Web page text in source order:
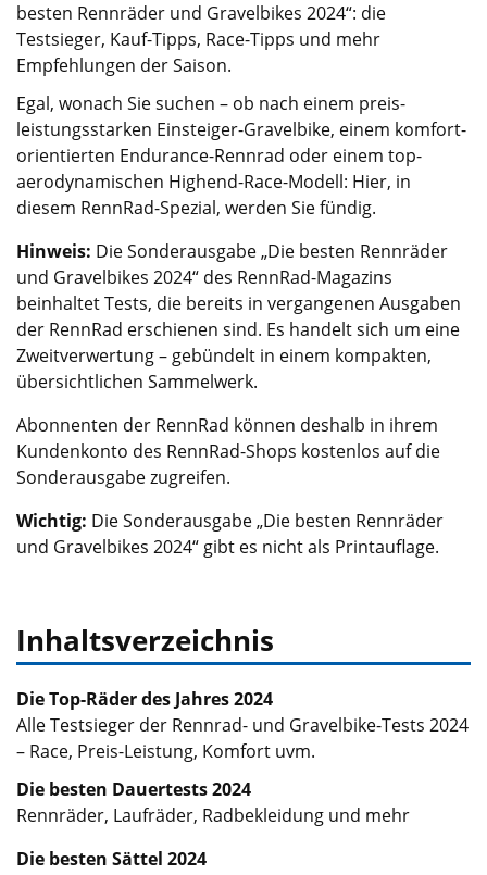
besten Rennräder und Gravelbikes 2024“: die
Testsieger, Kauf-Tipps, Race-Tipps und mehr
Empfehlungen der Saison.
Egal, wonach Sie suchen – ob nach einem preis-
leistungsstarken Einsteiger-Gravelbike, einem komfort-
orientierten Endurance-Rennrad oder einem top-
aerodynamischen Highend-Race-Modell: Hier, in
diesem RennRad-Spezial, werden Sie fündig.
Hinweis: Die Sonderausgabe „Die besten Rennräder
und Gravelbikes 2024“ des RennRad-Magazins
beinhaltet Tests, die bereits in vergangenen Ausgaben
der RennRad erschienen sind. Es handelt sich um eine
Zweitverwertung – gebündelt in einem kompakten,
übersichtlichen Sammelwerk.
Abonnenten der RennRad können deshalb in ihrem
Kundenkonto des RennRad-Shops kostenlos auf die
Sonderausgabe zugreifen.
Wichtig: Die Sonderausgabe „Die besten Rennräder
und Gravelbikes 2024“ gibt es nicht als Printauflage.
Inhaltsverzeichnis
Die Top-Räder des Jahres 2024
Alle Testsieger der Rennrad- und Gravelbike-Tests 2024
– Race, Preis-Leistung, Komfort uvm.
Die besten Dauertests 2024
Rennräder, Laufräder, Radbekleidung und mehr
Die besten Sättel 2024